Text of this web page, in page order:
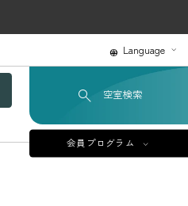
Language
空室検索
会員プログラム